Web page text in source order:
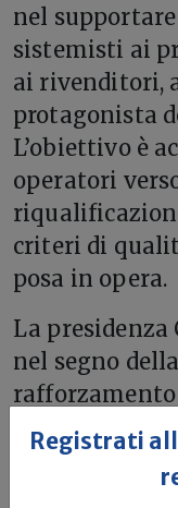
nel
sistemisti ai
ai rivenditori,
protagonista
L’obiettivo è
operatori
criteri di
posa in opera.
La presidenza
nel segno
che punta a
tecnica,
Registrati